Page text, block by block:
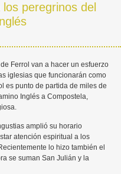
peregrinos del
Ferrol van a hacer un esfuerzo
iglesias que funcionarán como
es punto de partida de miles de
Inglés a Compostela,
amplió su horario
atención espiritual a los
lo hizo también el
se suman San Julián y la